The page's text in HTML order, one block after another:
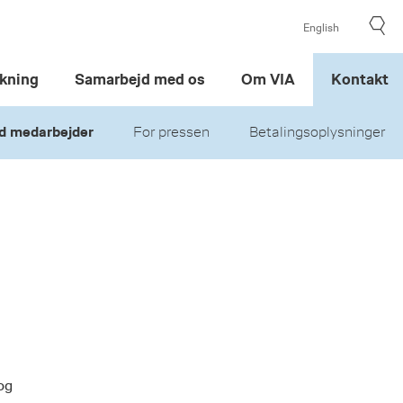
English
Samarbejd med os Om VIA Kontakt
medarbejder For pressen Betalingsoplysninger